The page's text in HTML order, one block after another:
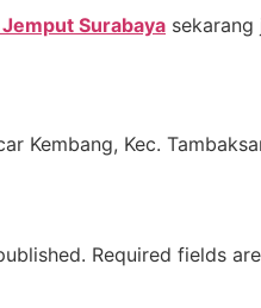
Surabaya
Kembang, Kec.
Required fields